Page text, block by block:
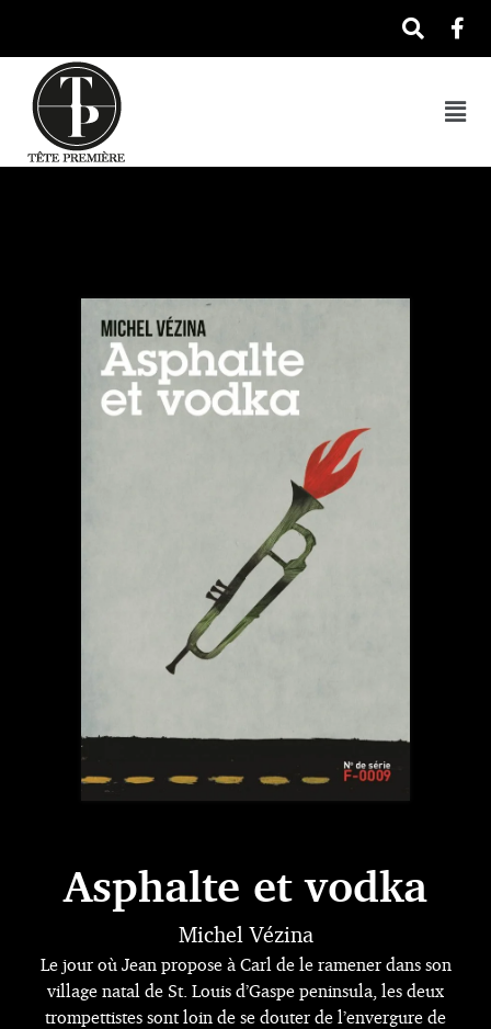
Asphalte et vodka
Michel Vézina
Le jour où Jean propose à Carl de le ramener dans son
village natal de St. Louis d’Gaspe peninsula, les deux
trompettistes sont loin de se douter de l’envergure de